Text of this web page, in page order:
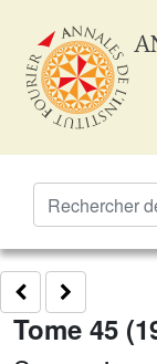
Tome 45